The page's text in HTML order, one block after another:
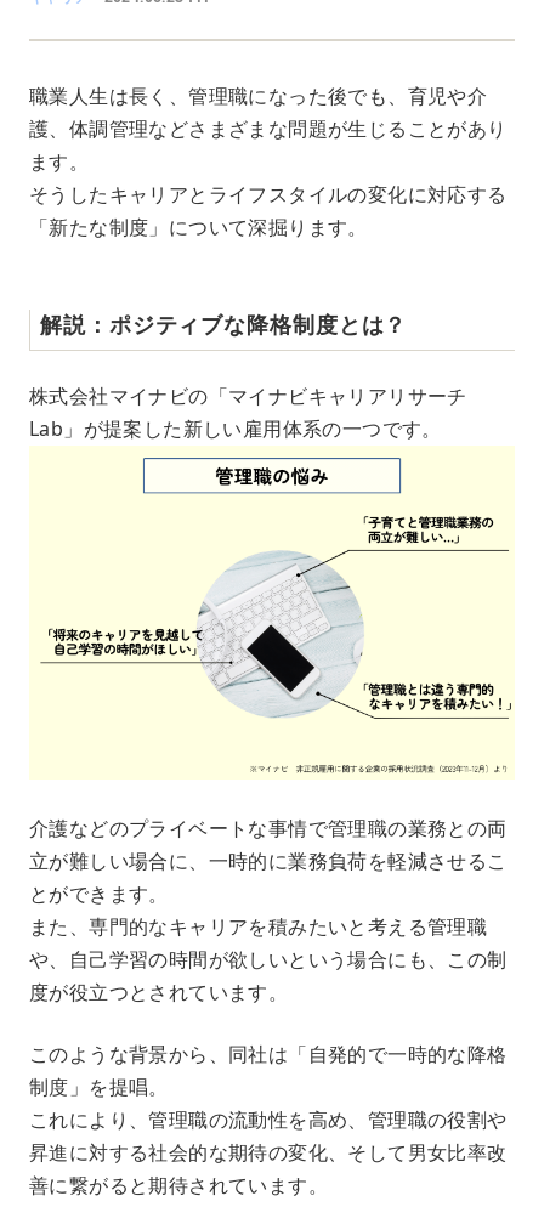
職業人生は長く、管理職になった後でも、育児や介
護、体調管理などさまざまな問題が生じることがあり
ます。
そうしたキャリアとライフスタイルの変化に対応する
「新たな制度」について深掘ります。
解説：ポジティブな降格制度とは？
株式会社マイナビの「マイナビキャリアリサーチ
Lab」が提案した新しい雇用体系の一つです。
介護などのプライベートな事情で管理職の業務との両
立が難しい場合に、一時的に業務負荷を軽減させるこ
とができます。
また、専門的なキャリアを積みたいと考える管理職
や、自己学習の時間が欲しいという場合にも、この制
度が役立つとされています。
このような背景から、同社は「自発的で一時的な降格
制度」を提唱。
これにより、管理職の流動性を高め、管理職の役割や
昇進に対する社会的な期待の変化、そして男女比率改
善に繋がると期待されています。